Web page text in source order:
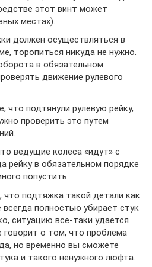
этот винт может
местах).
должен осуществляться в
торопиться никуда не нужно.
в обязательном
движение рулевого
что подтянули рулевую рейку,
проверить это путем
ведущие колеса «идут» с
рейку в обязательном порядке
попустить.
что подтяжка такой детали как
всегда полностью убирает стук
ситуацию все-таки удается
говорит о том, что проблема
но временно вы сможете
и такого ненужного люфта.